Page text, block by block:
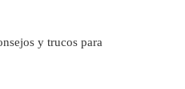
y trucos para